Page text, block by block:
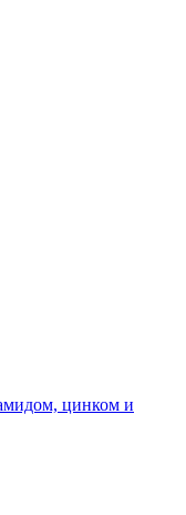
цинком и